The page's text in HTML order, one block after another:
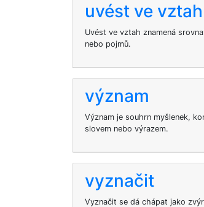
uvést ve vztah
Uvést ve vztah znamená
nebo pojmů.
význam
Význam je souhrn myšlenek,
slovem nebo výrazem.
vyznačit
Vyznačit se dá chápat jako